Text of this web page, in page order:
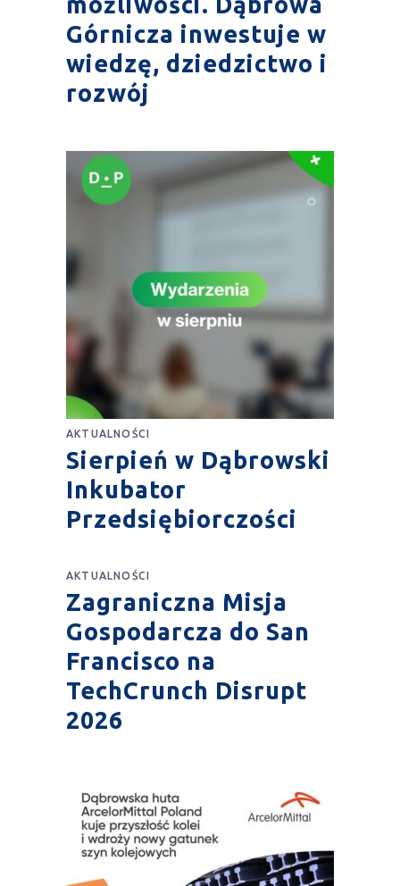
Górnicza inwestuje w
wiedzę, dziedzictwo i
rozwój
AKTUALNOŚCI
Sierpień w Dąbrowski
Inkubator
Przedsiębiorczości
AKTUALNOŚCI
Zagraniczna Misja
Gospodarcza do San
Francisco na
TechCrunch Disrupt
2026